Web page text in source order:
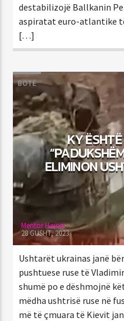
destabilizojë Ballkanin
aspiratat euro-atlantike
[…]
BOTË
KY
ELIMINON
Mentor Hajrizi
28 GUSHT, 2023
Ushtarët ukrainas janë
pushtuese ruse të
shumë po e dëshmojnë
mëdha ushtrisë ruse në
më të çmuara të Kievit